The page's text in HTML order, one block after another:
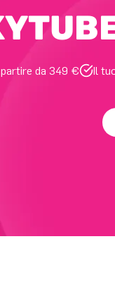
da 349 € Il